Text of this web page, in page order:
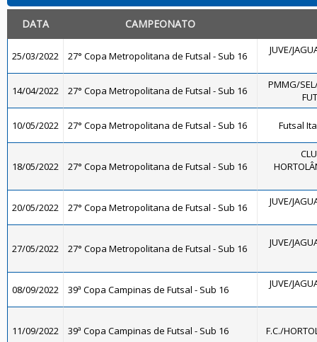
DATA CAMPEONATO
25/03/2022 27° Copa Metropolitana de Futsal - Sub 16 JUVE/
14/04/2022 27° Copa Metropolitana de Futsal - Sub 16
PMMG/
10/05/2022 27° Copa Metropolitana de Futsal - Sub 16 Futsal
18/05/2022 27° Copa Metropolitana de Futsal - Sub 16
20/05/2022 27° Copa Metropolitana de Futsal - Sub 16 JUVE/
27/05/2022 27° Copa Metropolitana de Futsal - Sub 16 JUVE/
08/09/2022 39ª Copa Campinas de Futsal - Sub 16 JUVE/
11/09/2022 39ª Copa Campinas de Futsal - Sub 16 F.C./